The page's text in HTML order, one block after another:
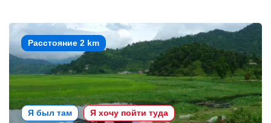
Расстояние 2 km
Я был там Я хочу пойти туда